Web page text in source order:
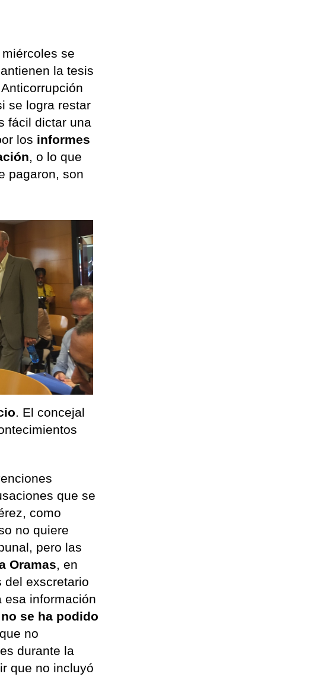
se
la tesis
se logra restar
fácil dictar una
los informes
, o lo que
pagaron, son
. El concejal
que se
como
no quiere
pero las
Oramas, en
del exscretario
esa información
se ha podido
no
durante la
que no incluyó